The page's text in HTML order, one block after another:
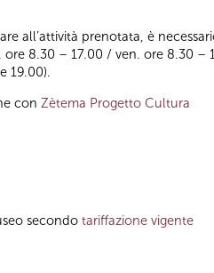
all’attività prenotata, è
ore 8.30 – 17.00 / ven. ore 8.30 –
19.00).
con Zètema Progetto Cultura
secondo tariffazione vigente